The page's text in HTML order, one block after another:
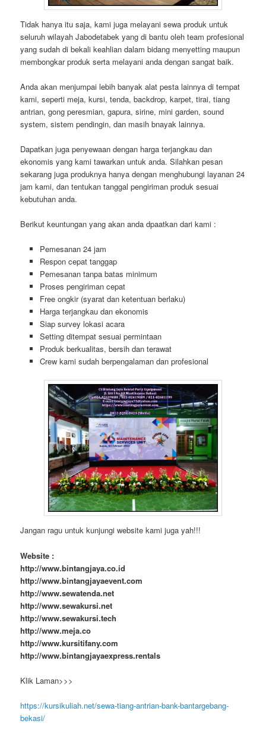
Tidak hanya itu saja, kami juga melayani sewa produk untuk
seluruh wilayah Jabodetabek yang di bantu oleh team profesional
yang sudah di bekali keahlian dalam bidang menyetting maupun
membongkar produk serta melayani anda dengan sangat baik.
Anda akan menjumpai lebih banyak alat pesta lainnya di tempat
kami, seperti meja, kursi, tenda, backdrop, karpet, tirai, tiang
antrian, gong peresmian, gapura, sirine, mini garden, sound
system, sistem pendingin, dan masih bnayak lainnya.
Dapatkan juga penyewaan dengan harga terjangkau dan
ekonomis yang kami tawarkan untuk anda. Silahkan pesan
sekarang juga produknya hanya dengan menghubungi layanan 24
jam kami, dan tentukan tanggal pengiriman produk sesuai
kebutuhan anda.
Berikut keuntungan yang akan anda dpaatkan dari kami :
Pemesanan 24 jam
Respon cepat tanggap
Pemesanan tanpa batas minimum
Proses pengiriman cepat
Free ongkir (syarat dan ketentuan berlaku)
Harga terjangkau dan ekonomis
Siap survey lokasi acara
Setting ditempat sesuai permintaan
Produk berkualitas, bersih dan terawat
Crew kami sudah berpengalaman dan profesional
Jangan ragu untuk kunjungi website kami juga yah!!!
Website :
http://www.bintangjaya.co.id
http://www.bintangjayaevent.com
http://www.sewatenda.net
http://www.sewakursi.net
http://www.sewakursi.tech
http://www.meja.co
http://www.kursitifany.com
http://www.bintangjayaexpress.rentals
Klik Laman>>>
https://kursikuliah.net/sewa-tiang-antrian-bank-bantargebang-
bekasi/